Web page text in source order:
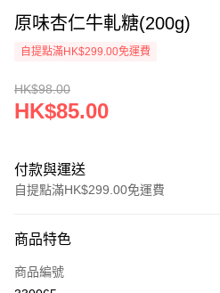
原味杏仁牛軋糖(200g)
自提點滿HK$299.00免運費
HK$98.00
HK$85.00
付款與運送
自提點滿HK$299.00免運費
信用卡
AlipayHK
商品特色
商品編號